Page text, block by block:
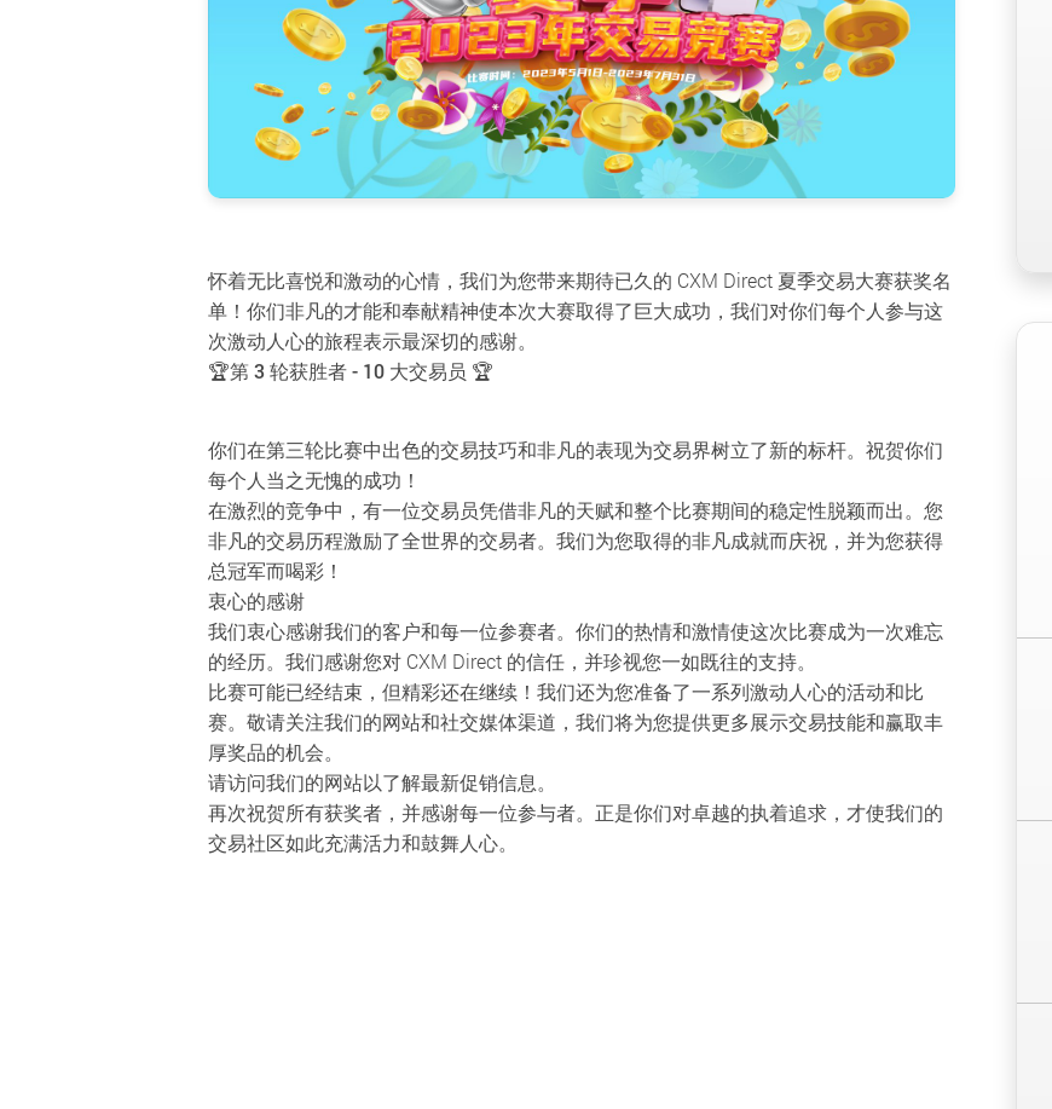
怀着无比喜悦和激动的心情，我们为您带来期待已久的 CXM Direct 夏季交易大赛获奖名
单！你们非凡的才能和奉献精神使本次大赛取得了巨大成功，我们对你们每个人参与这
次激动人心的旅程表示最深切的感谢。
🏆第 3 轮获胜者 - 10 大交易员 🏆
你们在第三轮比赛中出色的交易技巧和非凡的表现为交易界树立了新的标杆。祝贺你们
每个人当之无愧的成功！
在激烈的竞争中，有一位交易员凭借非凡的天赋和整个比赛期间的稳定性脱颖而出。您
非凡的交易历程激励了全世界的交易者。我们为您取得的非凡成就而庆祝，并为您获得
总冠军而喝彩！
衷心的感谢
我们衷心感谢我们的客户和每一位参赛者。你们的热情和激情使这次比赛成为一次难忘
的经历。我们感谢您对 CXM Direct 的信任，并珍视您一如既往的支持。
比赛可能已经结束，但精彩还在继续！我们还为您准备了一系列激动人心的活动和比
赛。敬请关注我们的网站和社交媒体渠道，我们将为您提供更多展示交易技能和赢取丰
厚奖品的机会。
请访问我们的网站以了解最新促销信息。
再次祝贺所有获奖者，并感谢每一位参与者。正是你们对卓越的执着追求，才使我们的
交易社区如此充满活力和鼓舞人心。